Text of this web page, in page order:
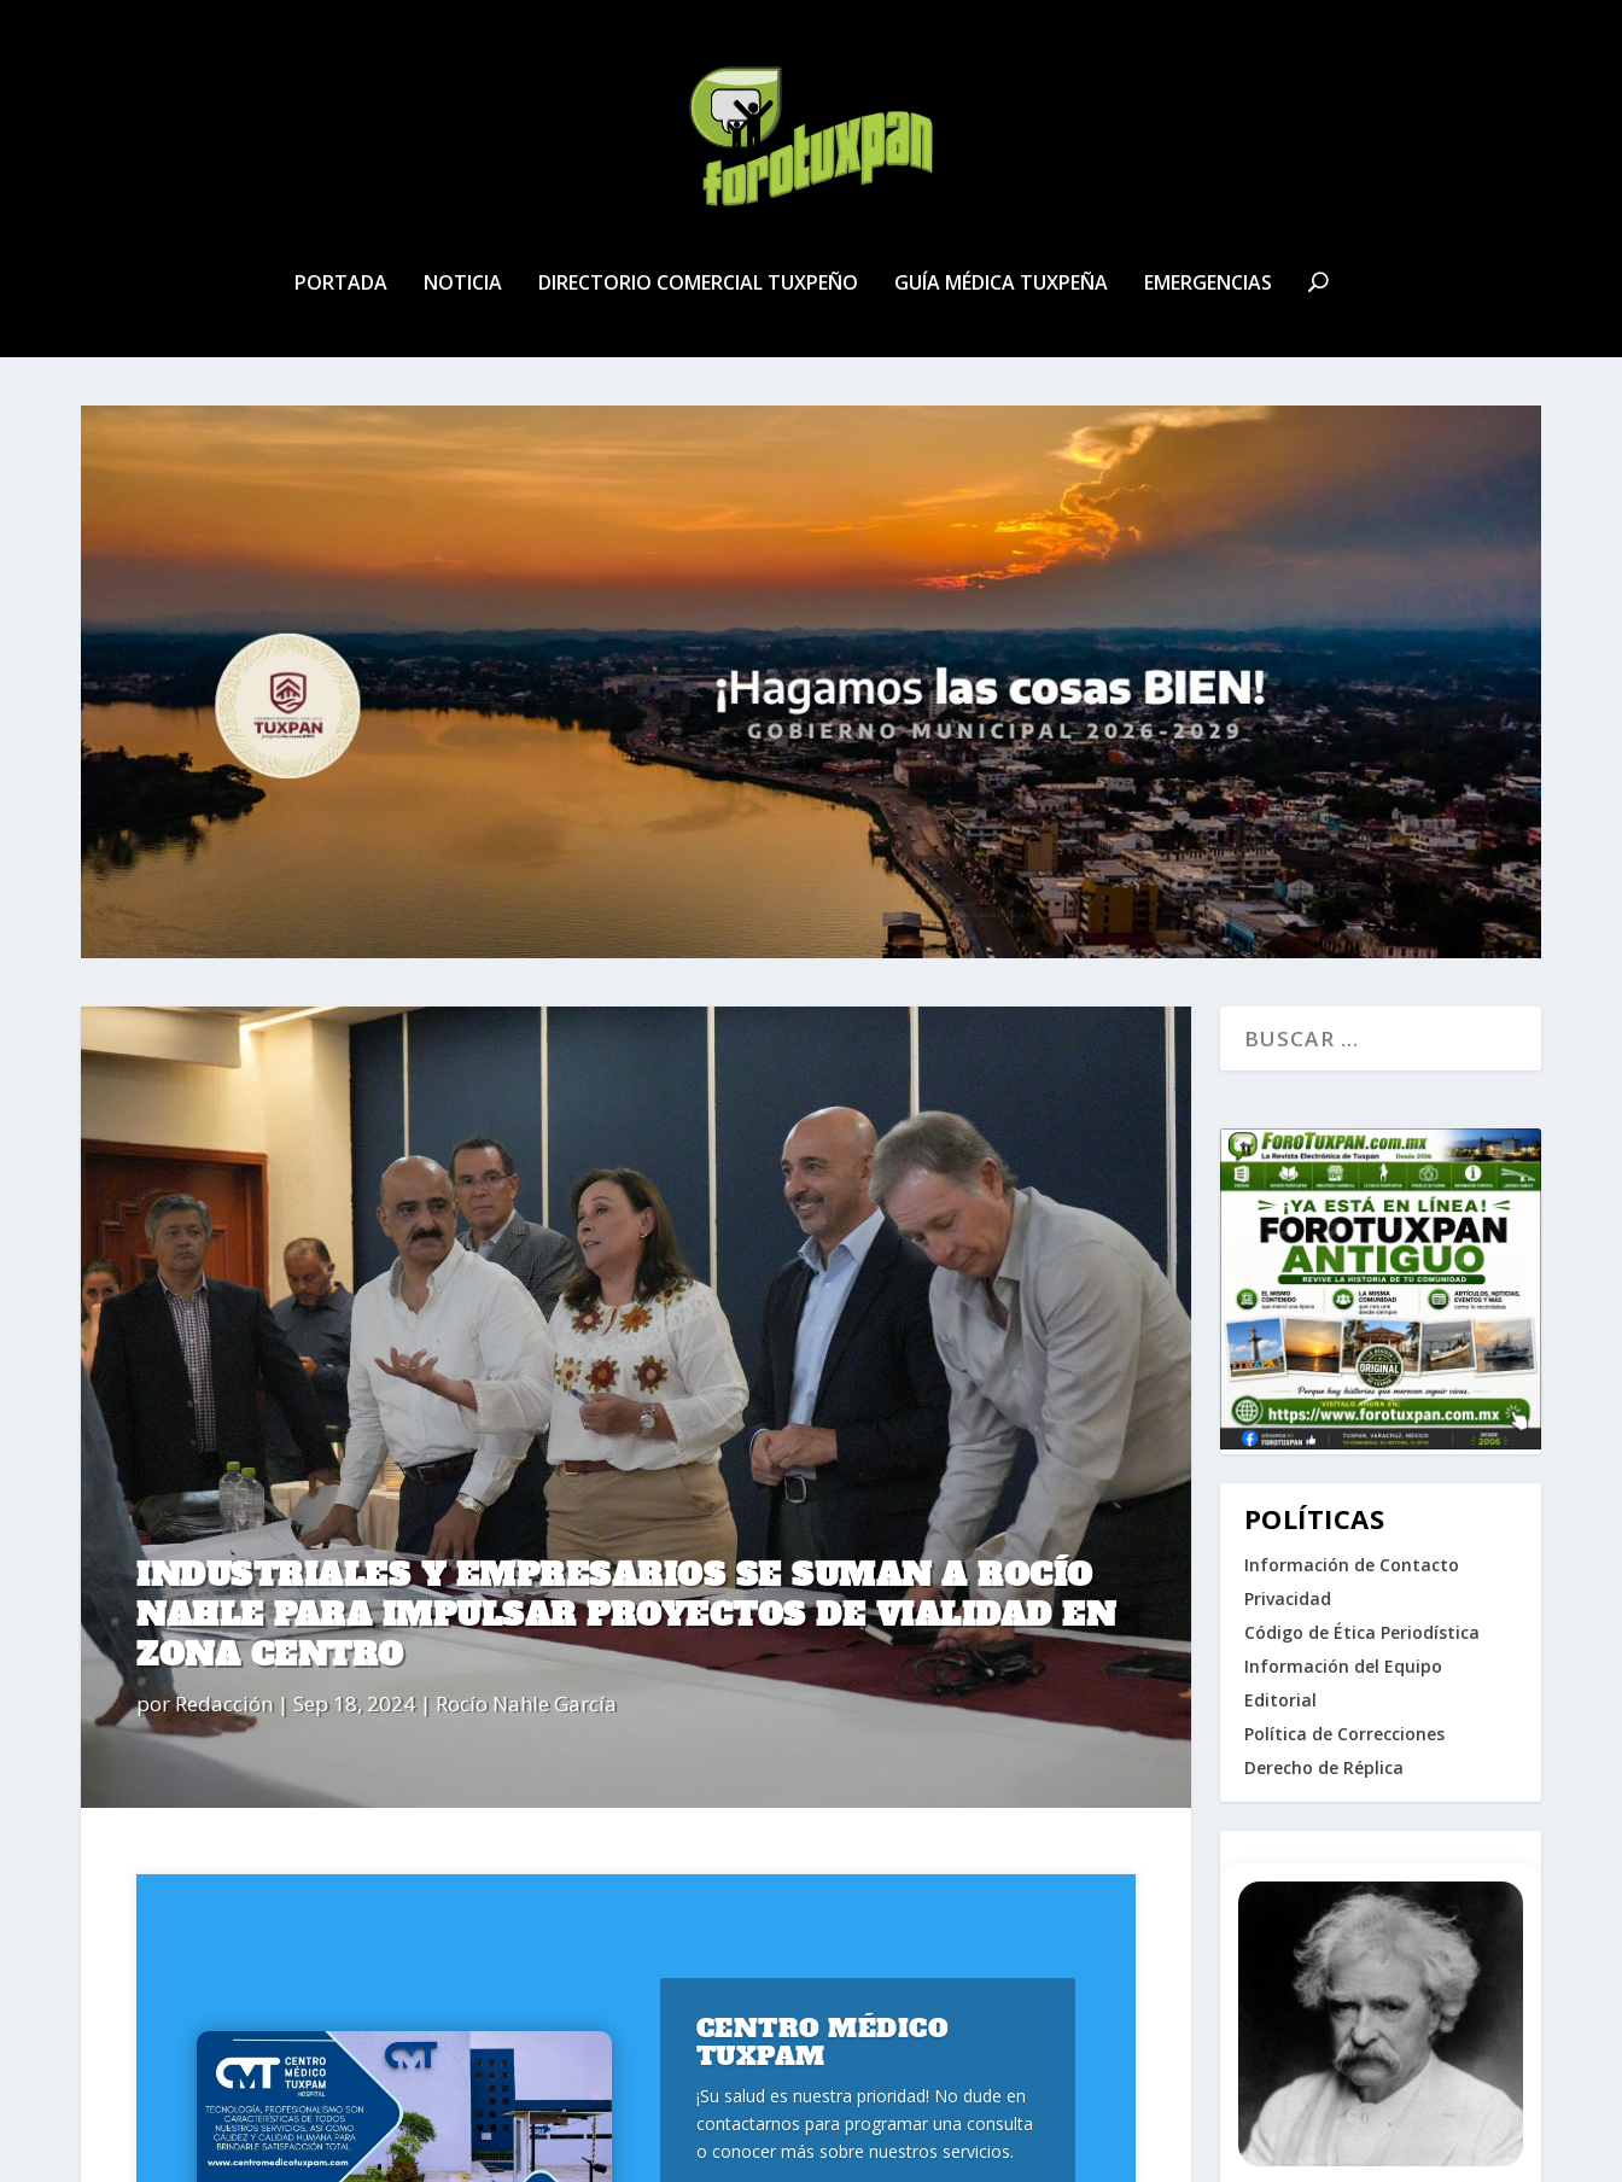
PORTADA NOTICIA DIRECTORIO COMERCIAL TUXPEÑO GUÍA MÉDICA TUXPEÑA EMERGENCIAS
INDUSTRIALES Y EMPRESARIOS SE SUMAN A ROCÍO
NAHLE PARA IMPULSAR PROYECTOS DE VIALIDAD EN
ZONA CENTRO
porRedacción| Sep 18, 2024| Rocío Nahle García
CENTRO MÉDICO
TUXPAM
¡Su salud es nuestra prioridad! No dude en
contactarnos para programar una consulta
o conocer más sobre nuestros servicios.
POLÍTICAS
Información de Contacto
Privacidad
Código de Ética Periodística
Información del Equipo
Editorial
Política de Correcciones
Derecho de Réplica